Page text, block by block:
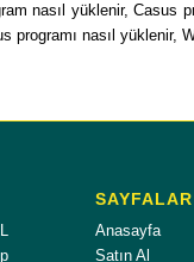
nasıl yüklenir, Casus
programı nasıl
SAYFALAR
Anasayfa
Satın Al